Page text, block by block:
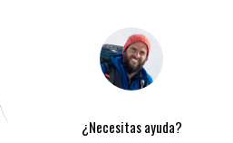
¿Necesitas ayuda?